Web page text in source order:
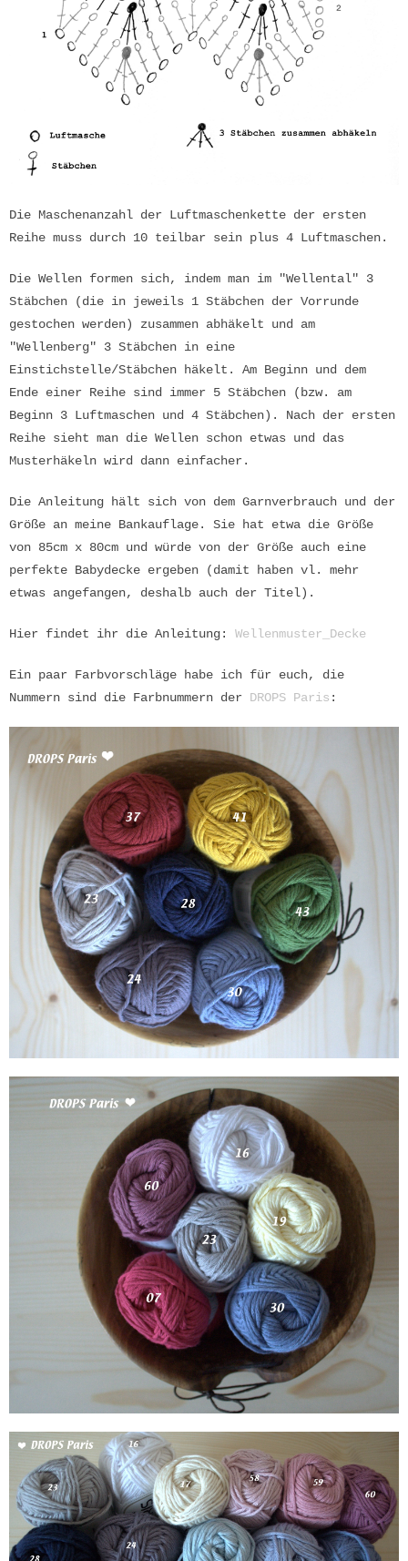
Die Maschenanzahl der Luftmaschenkette der ersten
Reihe muss durch 10 teilbar sein plus 4 Luftmaschen.
Die Wellen formen sich, indem man im "Wellental" 3
Stäbchen (die in jeweils 1 Stäbchen der Vorrunde
gestochen werden) zusammen abhäkelt und am
"Wellenberg" 3 Stäbchen in eine
Einstichstelle/Stäbchen häkelt. Am Beginn und dem
Ende einer Reihe sind immer 5 Stäbchen (bzw. am
Beginn 3 Luftmaschen und 4 Stäbchen). Nach der ersten
Reihe sieht man die Wellen schon etwas und das
Musterhäkeln wird dann einfacher.
Die Anleitung hält sich von dem Garnverbrauch und der
Größe an meine Bankauflage. Sie hat etwa die Größe
von 85cm x 80cm und würde von der Größe auch eine
perfekte Babydecke ergeben (damit haben vl. mehr
etwas angefangen, deshalb auch der Titel).
Hier findet ihr die Anleitung: Wellenmuster_Decke
Ein paar Farbvorschläge habe ich für euch, die
Nummern sind die Farbnummern der DROPS Paris :